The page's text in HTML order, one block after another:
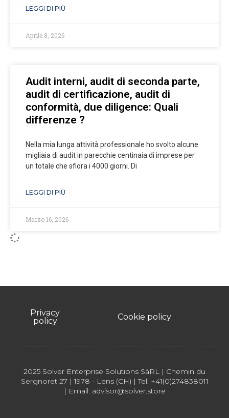
LEGGI DI PIÙ
Aprile 8, 2026
Audit interni, audit di seconda parte,
audit di certificazione, audit di
conformità, due diligence: Quali
differenze ?
Nella mia lunga attività professionale ho svolto alcune
migliaia di audit in parecchie centinaia di imprese per
un totale che sfiora i 4000 giorni. Di
LEGGI DI PIÙ
Marzo 16, 2026
Privacy
policy
Cookie policy
2025 Solver Enterprise Solutions SàRL | Chemin du
Sergnoret 27 | 1978 - Lens (CH) | Tel. +41(0)274838011
| Email: advisor@solver.store